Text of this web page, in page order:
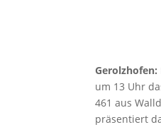
Gerolzhofen:
um 13 Uhr
461 aus
präsentiert